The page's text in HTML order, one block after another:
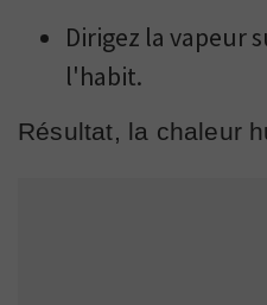
Dirigez la vapeur
l'habit.
Résultat, la chaleur